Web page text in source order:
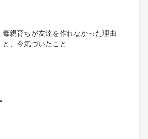
毒親育ちが友達を作れなかった理由
と、今気づいたこと